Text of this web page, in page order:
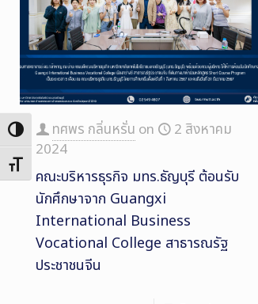
Toggle High Contrast
Toggle Font size
ทศพร กลิ่นหรั่น on
2 สิงหาคม
2024
คณะบริหารธุรกิจ มทร.ธัญบุรี ต้อนรับ
นักศึกษาจาก Guangxi
International Business
Vocational College สาธารณรัฐ
ประชาชนจีน